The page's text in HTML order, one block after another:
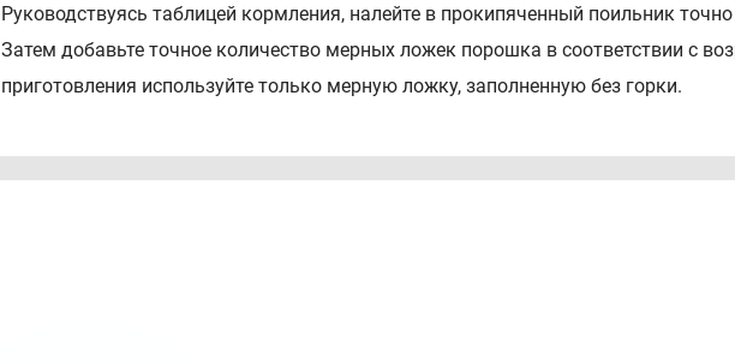
Руководствуясь таблицей кормления, налейте в прокипяченный поильник
Затем добавьте точное количество мерных ложек порошка в соответствии с
приготовления используйте только мерную ложку, заполненную без горки.
Убедитесь, что ложка сухая, и уберите ее в банку. После приготовления